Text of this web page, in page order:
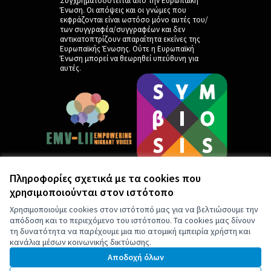
Πληροφορίες σχετικά με τα cookies που
χρησιμοποιούνται στον ιστότοπο
Χρησιμοποιούμε cookies στον ιστότοπό μας για να βελτιώσουμε την
απόδοση και το περιεχόμενο του ιστότοπου. Τα cookies μας δίνουν
τη δυνατότητα να παρέχουμε μια πιο ατομική εμπειρία χρήστη και
κανάλια μέσων κοινωνικής δικτύωσης.
Αποδοχή όλων
Ένωση. Οι απόψεις και οι γνώμες που
εκφράζονται είναι ωστόσο μόνο αυτές του/
των συγγραφέα/συγγραφέων και δεν
αντικατοπτρίζουν απαραίτητα εκείνες της
Ευρωπαϊκής Ένωσης. Ούτε η Ευρωπαϊκή
Ένωση μπορεί να θεωρηθεί υπεύθυνη για
αυτές.
by